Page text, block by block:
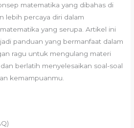
matematika yang dibahas di
lebih percaya diri dalam
yang serupa. Artikel ini
panduan yang bermanfaat dalam
ragu untuk mengulang materi
berlatih menyelesaikan soal-soal
kemampuanmu.